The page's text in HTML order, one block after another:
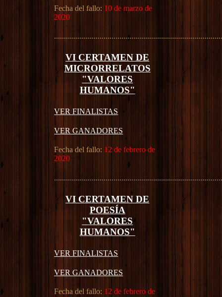
Fecha del fallo: 10 de marzo de
2020
VI CERTAMEN DE
MICRORRELATOS
"VALORES
HUMANOS"
VER FINALISTAS
VER GANADORES
Fecha del fallo: 12 de febrero de
2020
VI CERTAMEN DE
POESÍA
"VALORES
HUMANOS"
VER FINALISTAS
VER GANADORES
Fecha del fallo: 12 de febrero de